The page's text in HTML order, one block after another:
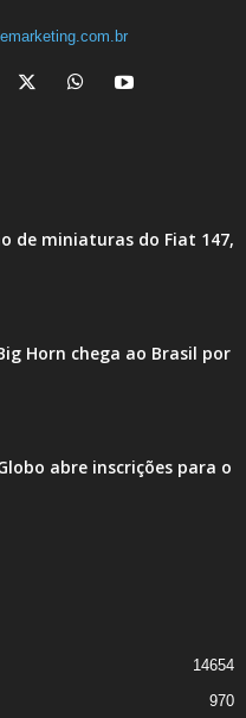
de miniaturas do Fiat 147,
Horn chega ao Brasil por
abre inscrições para o
14654
970